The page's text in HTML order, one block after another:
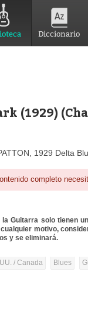
Diccionario
(1929)
1929 Delta
completo
Guitarra solo tienen
motivo,
y se eliminará.
/ Canada Blues